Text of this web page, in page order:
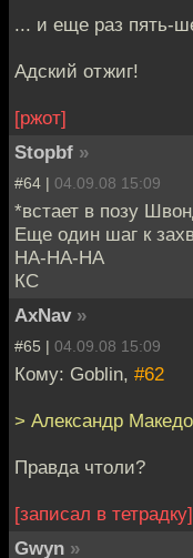
... и еще раз пять-
Адский отжиг!
[ржот]
Stopbf »
#64 | 04.09.08 15:09
*встает в позу
Еще один шаг к
HA-HA-HA
КС
AxNav »
#65 | 04.09.08 15:09
Кому: Goblin, #62
> Александр
Правда чтоли?
[записал в тетрадку]
Gwyn »